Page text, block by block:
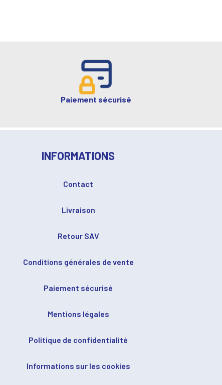
Paiement sécurisé
INFORMATIONS
Contact
Livraison
Retour SAV
Conditions générales de vente
Paiement sécurisé
Mentions légales
Politique de confidentialité
Informations sur les cookies